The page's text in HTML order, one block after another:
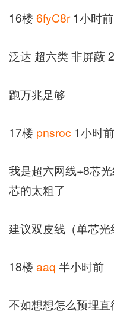
16楼 6fyC8r 1小时前
泛达 超六类 非屏蔽
跑万兆足够
17楼 pnsroc 1小时前
我是超六网线+8芯
芯的太粗了
建议双皮线（单芯
18楼 aaq 半小时前
不如想想怎么预埋